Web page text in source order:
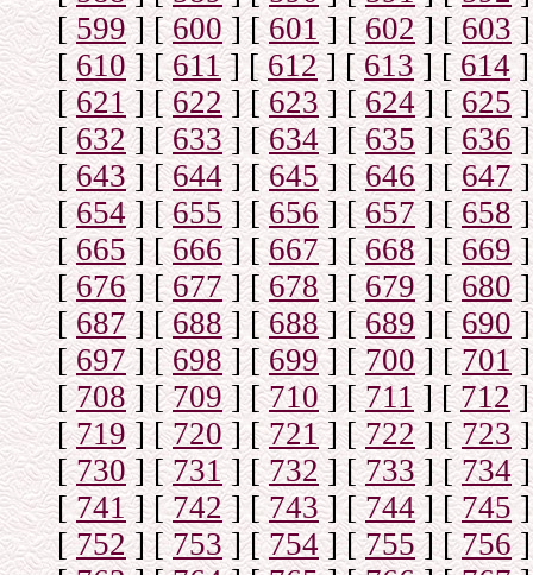
[599] [600] [601] [602] [603]
[ 610] [611] [612] [613] [614]
[621] [622] [623] [624] [625]
[632] [633] [634] [635] [ 636]
[643] [644] [645] [646] [647]
[654] [655] [656] [657] [658]
[665] [666] [667] [668] [669]
[676] [677] [678] [679] [680]
[687] [688] [688] [689] [ 690]
[697] [698] [699] [700] [701]
[708] [709] [710] [711] [712]
[719] [720] [721] [722] [723]
[730] [731] [732] [733] [734]
[741] [742] [743] [744] [745]
[752] [753] [ 754] [755] [756]